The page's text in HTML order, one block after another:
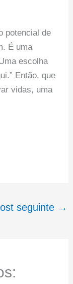
potencial de
É uma
escolha
Então, que
vidas, uma
seguinte →